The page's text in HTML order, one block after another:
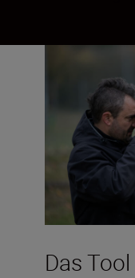
Das